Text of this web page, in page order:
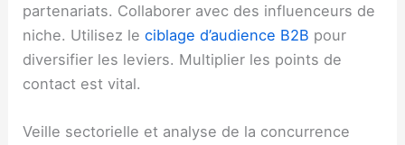
partenariats. Collaborer avec des influenceurs de
niche. Utilisez leciblage d’audience B2B pour
diversifier les leviers. Multiplier les points de
contact est vital.
Veille sectorielle et analyse de la concurrence